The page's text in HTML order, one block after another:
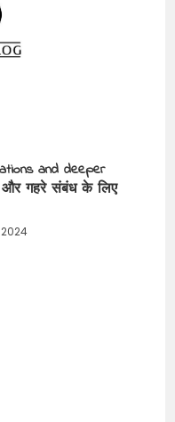
and deeper
और गहरे संबंध के लिए